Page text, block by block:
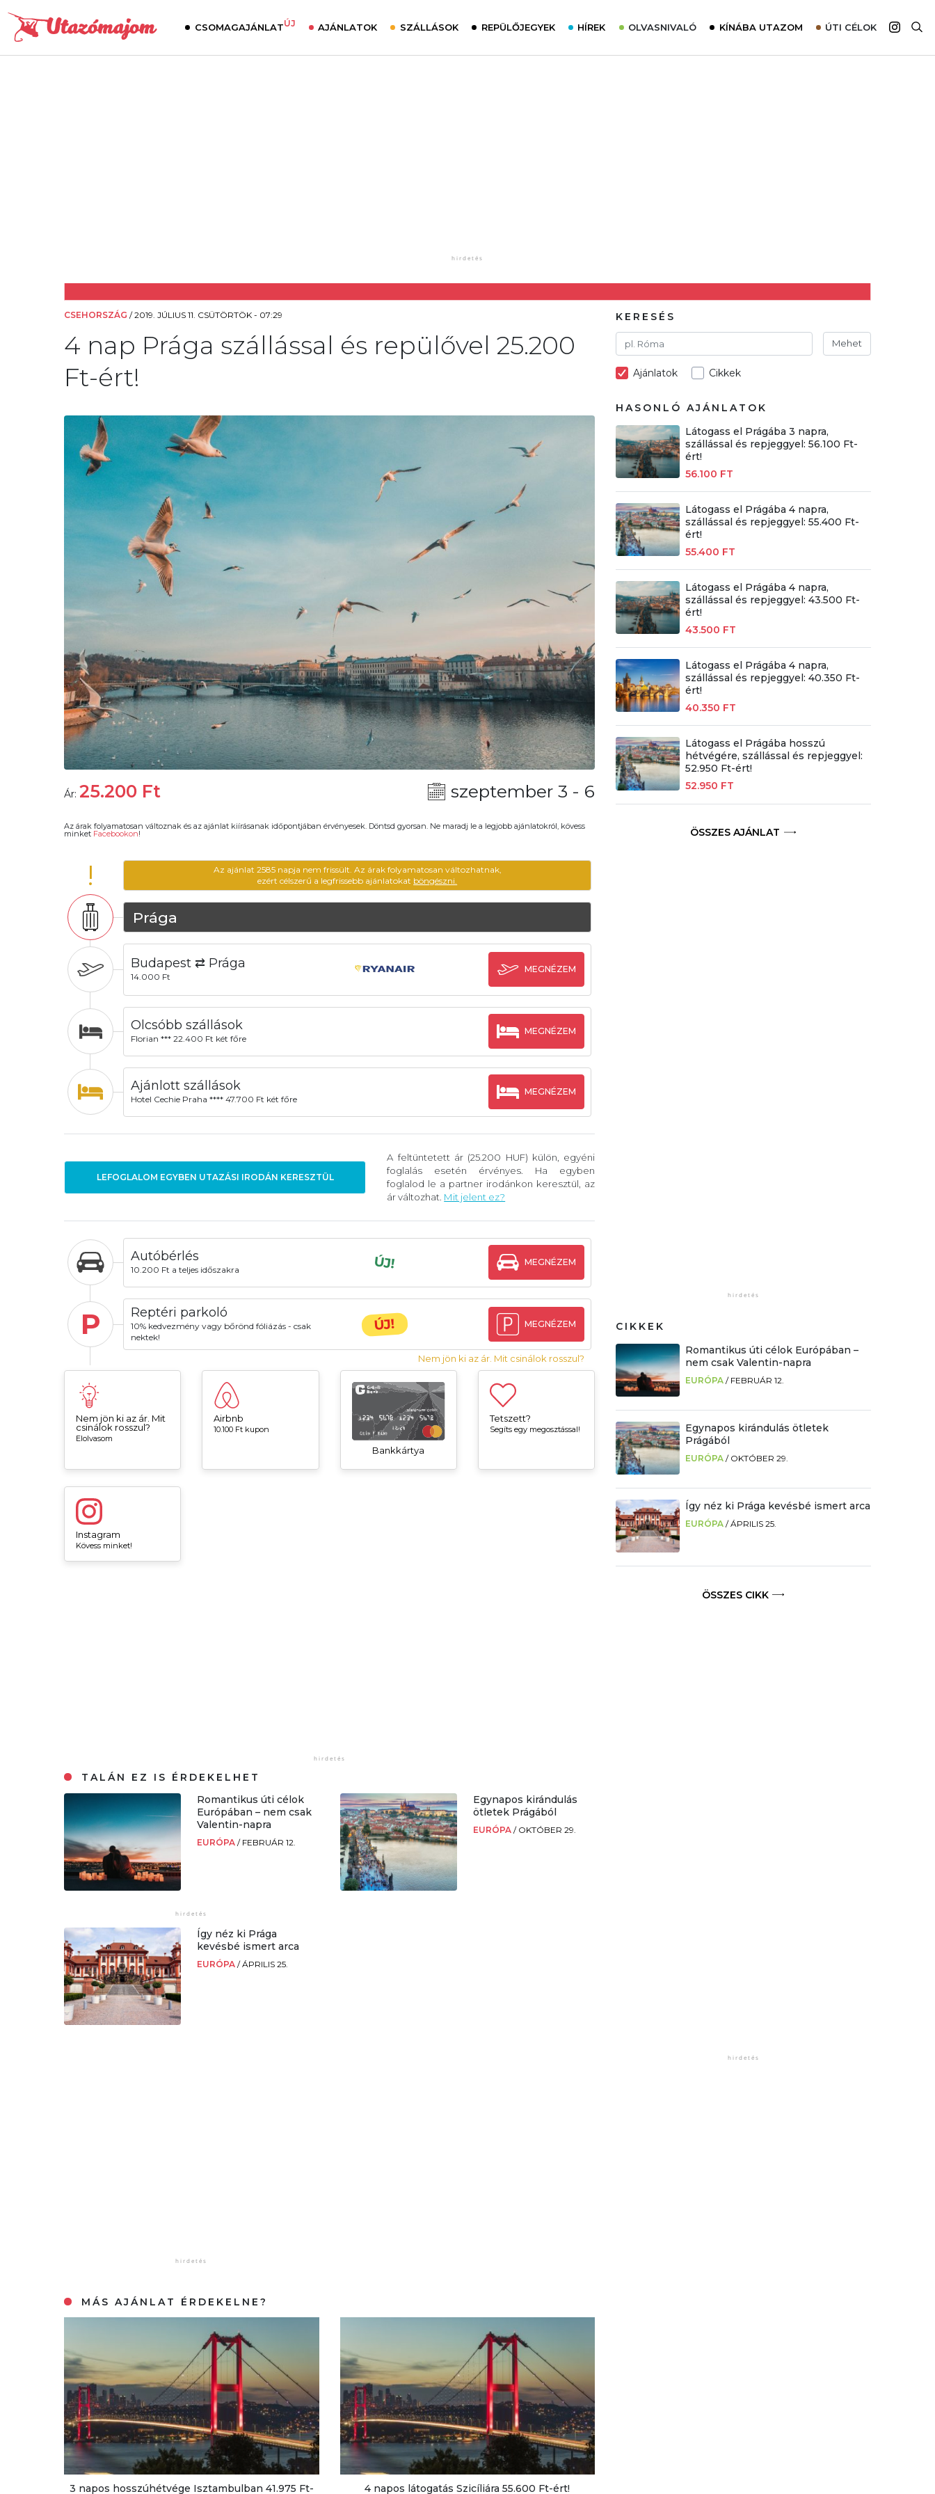
CSOMAGAJÁNLATÚJ AJÁNLATOK SZÁLLÁSOK REPÜLŐJEGYEK HÍREK OLVASNIVALÓ KÍNÁBA UTAZOM ÚTI CÉLOK
CSEHORSZÁG /2019. JÚLIUS 11. CSÜTÖRTÖK - 07:29
4 nap Prága szállással és repülővel 25.200
Ft-ért!
Ár: 25.200 Ft szeptember 3 - 6
Az árak folyamatosan változnak és az ajánlat kiírásanak időpontjában érvényesek. Döntsd gyorsan. Ne maradj le a legjobb ajánlatokról, kövess
minket Facebookon!
!
Az ajánlat 2585 napja nem frissült. Az árak folyamatosan változhatnak,
ezért célszerű a legfrissebb ajánlatokat böngészni.
Prága
Budapest ⇄ Prága
14.000 Ft
MEGNÉZEM
Olcsóbb szállások
Florian *** 22.400 Ft két főre
MEGNÉZEM
Ajánlott szállások
Hotel Cechie Praha **** 47.700 Ft két főre
MEGNÉZEM
LEFOGLALOM EGYBEN UTAZÁSI IRODÁN KERESZTÜL
A feltüntetett ár (25.200 HUF) külön, egyéni
foglalás esetén érvényes. Ha egyben
foglalod le a partner irodánkon keresztül, az
ár változhat. Mit jelent ez?
Autóbérlés
10.200 Ft a teljes időszakra ÚJ! MEGNÉZEM
P Reptéri parkoló
10% kedvezmény vagy bőrönd fóliázás - csak
nektek!
ÚJ! MEGNÉZEM
Nem jön ki az ár. Mit csinálok rosszul?
Nem jön ki az ár. Mit
csinálok rosszul?
Elolvasom
Airbnb
10.100 Ft kupon
Bankkártya
Tetszett?
Segíts egy megosztással!
Instagram
Kövess minket!
TALÁN EZ IS ÉRDEKELHET
Romantikus úti célok
Európában – nem csak
Valentin-napra
EURÓPA/ FEBRUÁR 12.
Egynapos kirándulás
ötletek Prágából
EURÓPA / OKTÓBER 29.
Így néz ki Prága
kevésbé ismert arca
EURÓPA/ÁPRILIS 25.
MÁS AJÁNLAT ÉRDEKELNE?
3 napos hosszúhétvége Isztambulban 41.975 Ft- 4 napos látogatás Szicíliára 55.600 Ft-ért!
KERESÉS
Mehet
Ajánlatok Cikkek
HASONLÓ AJÁNLATOK
Látogass el Prágába 3 napra,
szállással és repjeggyel: 56.100 Ft-
ért!
56.100 FT
Látogass el Prágába 4 napra,
szállással és repjeggyel: 55.400 Ft-
ért!
55.400 FT
Látogass el Prágába 4 napra,
szállással és repjeggyel: 43.500 Ft-
ért!
43.500 FT
Látogass el Prágába 4 napra,
szállással és repjeggyel: 40.350 Ft-
ért!
40.350 FT
Látogass el Prágába hosszú
hétvégére, szállással és repjeggyel:
52.950 Ft-ért!
52.950 FT
ÖSSZES AJÁNLAT
CIKKEK
Romantikus úti célok Európában –
nem csak Valentin-napra
EURÓPA / FEBRUÁR 12.
Egynapos kirándulás ötletek
Prágából
EURÓPA / OKTÓBER 29.
Így néz ki Prága kevésbé ismert arca
EURÓPA /ÁPRILIS 25.
ÖSSZES CIKK